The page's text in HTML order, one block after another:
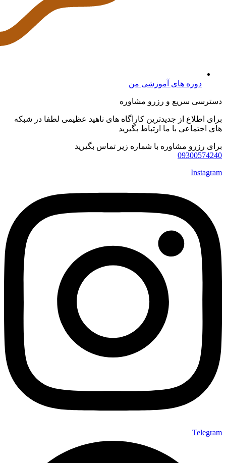
دوره های آموزشی من
دسترسی سریع و رزرو مشاوره
برای اطلاع از جدیدترین کاراگاه های ناهید عظیمی لطفا در شبکه
های اجتماعی با ما ارتباط بگیرید
برای رزرو مشاوره با شماره زیر تماس بگیرید
09300574240
Instagram
Telegram